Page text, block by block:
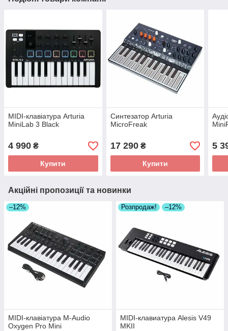
MIDI-клавіатура Arturia
MiniLab 3 Black
4 990 ₴
Купити
Синтезатор Arturia
MicroFreak
17 290₴
Купити
5
Акційні пропозиції та новинки
–12%
MIDI-клавіатура M-Audio
Oxygen Pro Mini
Розпродаж! –12%
MIDI-клавиатура Alesis V49
MKII